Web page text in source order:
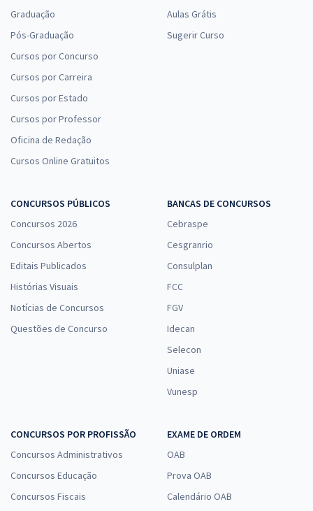
Graduação
Pós-Graduação
Cursos por Concurso
Cursos por Carreira
Cursos por Estado
Cursos por Professor
Oficina de Redação
Cursos Online Gratuitos
Aulas Grátis
Sugerir Curso
CONCURSOS PÚBLICOS
Concursos 2026
Concursos Abertos
Editais Publicados
Histórias Visuais
Notícias de Concursos
Questões de Concurso
BANCAS DE CONCURSOS
Cebraspe
Cesgranrio
Consulplan
FCC
FGV
Idecan
Selecon
Uniase
Vunesp
CONCURSOS POR PROFISSÃO
Concursos Administrativos
Concursos Educação
Concursos Fiscais
EXAME DE ORDEM
OAB
Prova OAB
Calendário OAB